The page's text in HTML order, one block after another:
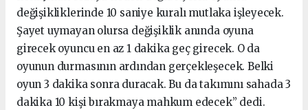
değişikliklerinde 10 saniye kuralı mutlaka işleyecek.
Şayet uymayan olursa değişiklik anında oyuna
girecek oyuncu en az 1 dakika geç girecek. O da
oyunun durmasının ardından gerçekleşecek. Belki
oyun 3 dakika sonra duracak. Bu da takımını sahada 3
dakika 10 kişi bırakmaya mahkum edecek” dedi.